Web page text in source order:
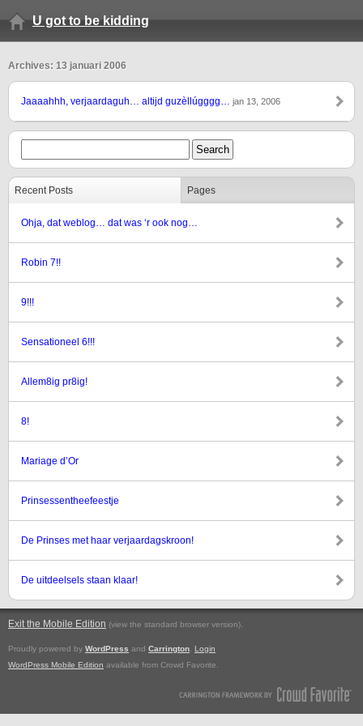
U got to be kidding
Archives: 13 januari 2006
Jaaaahhh, verjaardaguh… altijd guzèllúgggg… jan 13, 2006
Recent Posts Pages
Ohja, dat weblog… dat was ‘r ook nog…
Robin 7!!
9!!!
Sensationeel 6!!!
Allem8ig pr8ig!
8!
Mariage d’Or
Prinsessentheefeestje
De Prinses met haar verjaardagskroon!
De uitdeelsels staan klaar!
Exit the Mobile Edition (view the standard browser version).
Proudly powered by WordPress and Carrington
Login
WordPress Mobile Edition available from Crowd Favorite.